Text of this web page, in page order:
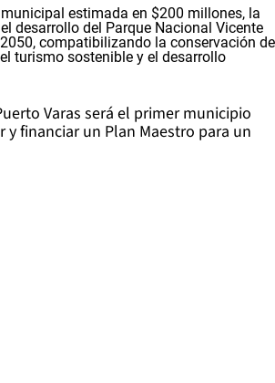
Varas será el primer municipio
y financiar un Plan Maestro para un